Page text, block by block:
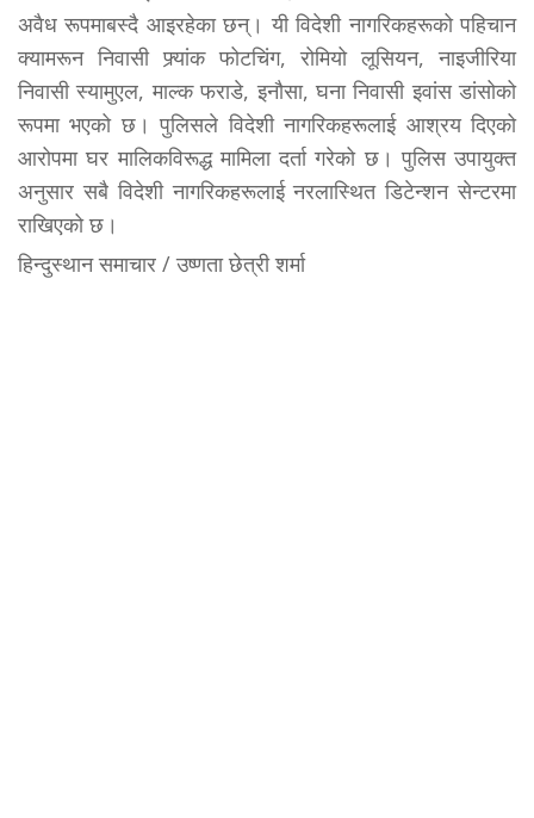
अवैध रूपमाबस्दै आइरहेका छन्। यी विदेशी नागरिकहरूको पहिचान
क्यामरून निवासी फ्र्यांक फोटचिंग, रोमियो लूसियन, नाइजीरिया
निवासी स्यामुएल, माल्क फराडे, इनौसा, घना निवासी इवांस डांसोको
रूपमा भएको छ। पुलिसले विदेशी नागरिकहरूलाई आश्रय दिएको
आरोपमा घर मालिकविरूद्ध मामिला दर्ता गरेको छ। पुलिस उपायुक्त
अनुसार सबै विदेशी नागरिकहरूलाई नरलास्थित डिटेन्शन सेन्टरमा
राखिएको छ।
हिन्दुस्थान समाचार / उष्णता छेत्री शर्मा